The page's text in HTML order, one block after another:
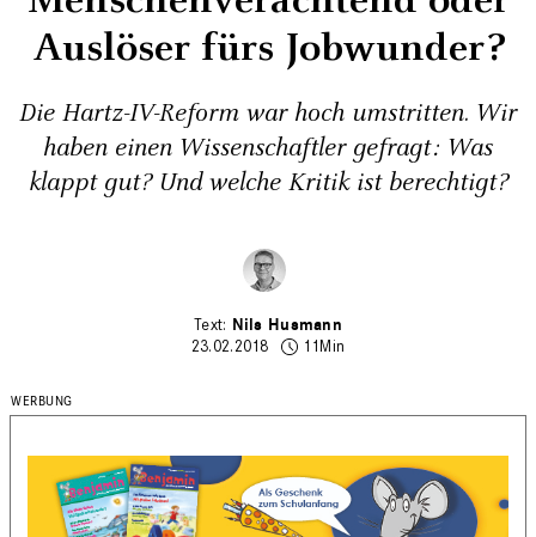
Auslöser fürs Jobwunder?
Die Hartz-IV-Reform war hoch umstritten. Wir
haben einen Wissenschaftler gefragt: Was
klappt gut? Und welche Kritik ist berechtigt?
Nils Husmann
23.02.2018
11Min